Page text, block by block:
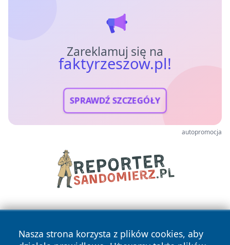
Zareklamuj się na
faktyrzeszow.pl!
SPRAWDŹ SZCZEGÓŁY
autopromocja
Nasza strona korzysta z plików cookies, aby